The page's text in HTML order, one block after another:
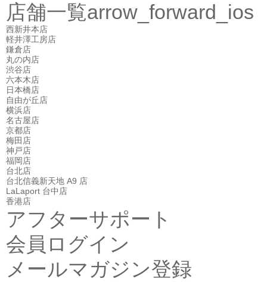
店舗一覧arrow_forward_ios
西新井本店
軽井澤工房店
鎌倉店
丸の内店
渋谷店
六本木店
日本橋店
自由が丘店
横浜店
名古屋店
京都店
梅田店
神戸店
福岡店
台北店
台北信義新天地 A9 店
LaLaport 台中店
香港店
アフターサポート
会員ログイン
メールマガジン登録